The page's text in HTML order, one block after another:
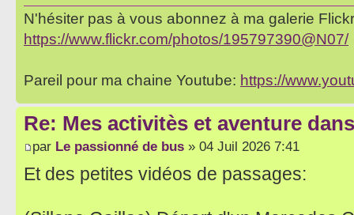
N'hésiter pas à vous abonnez à ma galerie
https://www.flickr.com/photos/195797390@N07/
Pareil pour ma chaine Youtube: https://
Re: Mes activitès et aventure
par Le passionné de bus » 04 Juil 2026 7:41
Et des petites vidéos de passages: